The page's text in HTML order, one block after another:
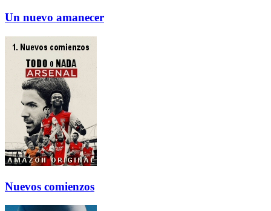
Un nuevo amanecer
Nuevos comienzos